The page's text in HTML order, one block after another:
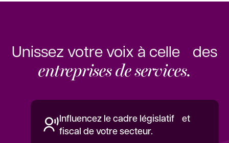
Unissez votre voix à celle des
entreprises de services.
Influencez le cadre législatif et
fiscal de votre secteur.